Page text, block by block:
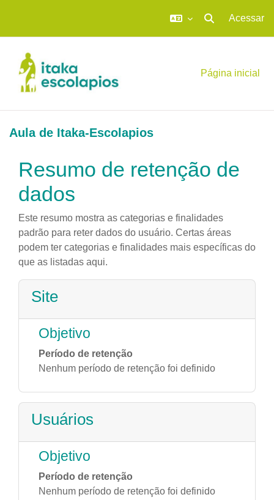
Alternar entrada
Acessar
Página inicial
Aula de Itaka-Escolapios
Resumo de retenção de
dados
Este resumo mostra as categorias e finalidades
padrão para reter dados do usuário. Certas áreas
podem ter categorias e finalidades mais específicas do
que as listadas aqui.
Site
Objetivo
Período de retenção
Nenhum período de retenção foi definido
Usuários
Objetivo
Período de retenção
Nenhum período de retenção foi definido